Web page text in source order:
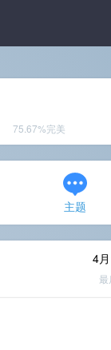
75.67%完美
主题
4